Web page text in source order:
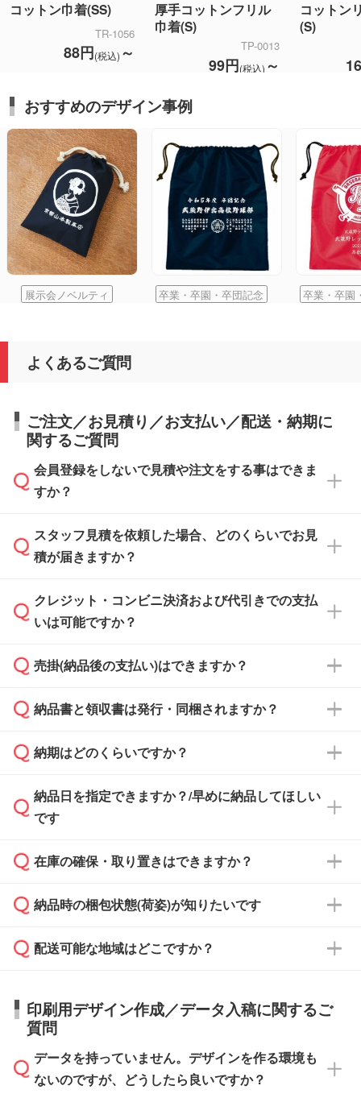
コットン巾着(SS)
TR-1056
88円(税込) ～
厚手コットンフリル
巾着(S)
TP-0013
99円(税込) ～
コットン
(S)
おすすめのデザイン事例
展示会ノベルティ 卒業・卒園・卒団記念 卒業・卒園
よくあるご質問
ご注文／お見積り／お支払い／配送・納期に
関するご質問
会員登録をしないで見積や注文をする事はできま
すか？
可能です。見積・注文フォームにて『ゲストの
まま進む』ボタンからお進みのうえ、ご依頼く
スタッフ見積を依頼した場合、どのくらいでお見
積が届きますか？
通常、翌営業日までにお送りしております。混
雑状況によっては、お時間をいただくこともご
依頼いただいた場合は、翌営業日以降のご連絡
クレジット・コンビニ決済および代引きでの支払
いは可能ですか？
銀行振込のみのご対応となります。
売掛(納品後の支払い)はできますか？
基本的には先入金をお願いしておりますが、自
どの場合は、月末締め翌月末払いに対応可能で
また、卒業・卒園記念品で対策委員会や個人様
校や幼稚園・保育園であれば、同様の条件でご
ご希望の際は担当スタッフまでお気軽にご相談
ください。
納品書と領収書は発行・同梱されますか？
納品書・領収書は ご依頼をいただいた場合の
ず、通常はPDFデータをメール添付でお送りし
ます。
たは注文フォームの『ご注文に関する備考欄』
納期はどのくらいですか？
・印刷する場合(500個程度)
ご入金、イメージ画像の校了から約2週間～2
ご入金確認後、1～2営業日で出荷いたしま
タッフまでお問い合わせください。
ル」に注文予定日をご入力いただくと、おおよ
その締切日や出荷目安をご確認いただけます。
納品日を指定できますか？/早めに納品してほしい
です
ご希望の納期がある場合は、お問い合わせ・お
い。
応が可能かご案内いたします。
す。>>対象商品はこちら
※最短出荷日は商品によって異なります。各商
品ページにてご確認ください
在庫の確保・取り置きはできますか？
ご入金確認後に在庫を確保し、注文確定のご連
はできかねますので予めご了承ください。
納品時の梱包状態(荷姿)が知りたいです
商品によって異なります。各ページにある商品
す。(白箱、化粧箱、ブリスターパックなど)
【袋入り】 商品がひとつずつ袋に入っていま
す。(透明袋、デザイン袋など)
【個包装なし】 個包装がされていない状態で
配送可能な地域はどこですか？
日本全国へお届けが可能です。なお、海外への
直接納品は行っておりませんので予めご了承く
ださい。
印刷用デザイン作成／データ入稿に関するご
質問
データを持っていません。デザインを作る環境も
ないのですが、どうしたら良いですか？